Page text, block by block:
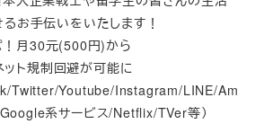
お手伝いをいたします！
！月30元(500円)から
ット規制回避が可能に
Twitter/Youtube/Instagram/LINE/Am
系サービス/Netflix/TVer等）